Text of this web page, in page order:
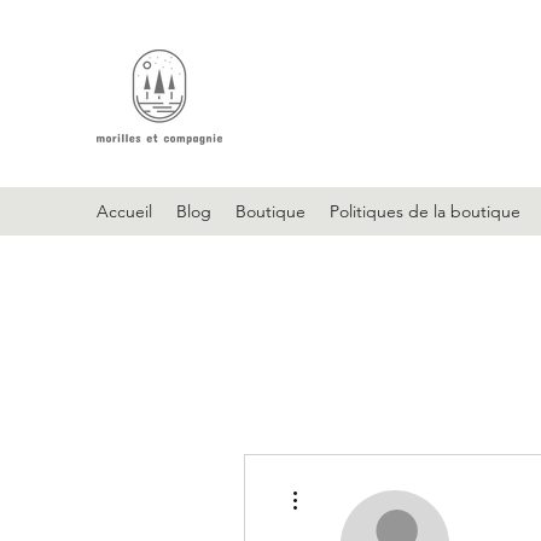
Accueil Blog Boutique Politiques de la boutique